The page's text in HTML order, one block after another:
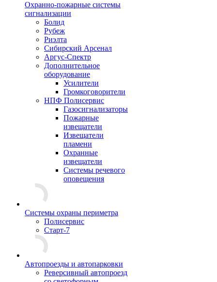
Охранно-пожарные системы
сигнализации
Болид
Рубеж
Риэлта
Сибирский Арсенал
Аргус-Спектр
Дополнительное
оборудование
Усилители
Громкоговорители
НПФ Полисервис
Газосигнализаторы
Пожарные
извещатели
Извещатели
пламени
Охранные
извещатели
Системы речевого
оповещения
Системы охраны периметра
Полисервис
Старт-7
Автопроезды и автопарковки
Реверсивный автопроезд